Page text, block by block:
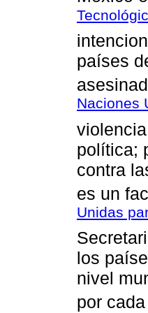
países
Naciones
política;
contra
es un
Unidas
los
nivel
por